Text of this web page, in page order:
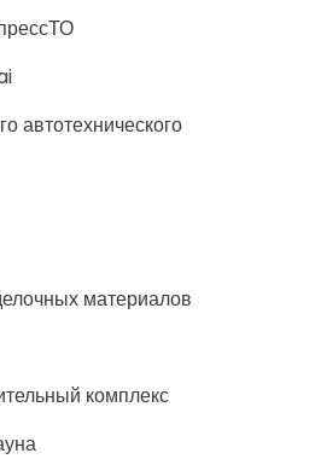
автотехнического
материалов
комплекс